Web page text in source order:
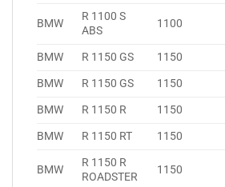
BMW
R 1100 S
ABS
1100
BMW R 1150 GS 1150
BMW
R 1150 GS 1150
BMW
R 1150 R 1150
BMW
R 1150 RT 1150
BMW
R 1150 R
ROADSTER
1150